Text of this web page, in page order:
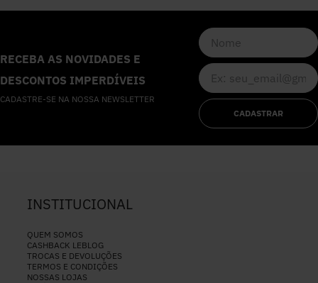
RECEBA AS NOVIDADES E
DESCONTOS IMPERDÍVEIS
CADASTRE-SE NA NOSSA NEWSLETTER
CADASTRAR
INSTITUCIONAL
QUEM SOMOS
CASHBACK LEBLOG
TROCAS E DEVOLUÇÕES
TERMOS E CONDIÇÕES
NOSSAS LOJAS